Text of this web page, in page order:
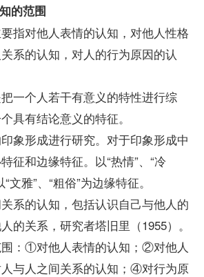
的范围
对他人表情的认知，对他人性格
系的认知，对人的行为原因的认
个人若干有意义的特性进行综
具有结论意义的特征。
形成进行研究。对于印象形成中
征和边缘特征。以“热情”、“冷
文雅”、“粗俗”为边缘特征。
的认知，包括认识自己与他人的
的关系，研究者塔旧里（1955）。
：①对他人表情的认知；②对他人
与人之间关系的认知；④对行为原